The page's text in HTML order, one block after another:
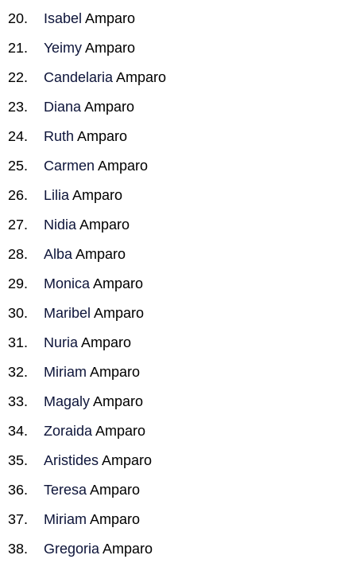
Isabel Amparo
Yeimy Amparo
Candelaria Amparo
Diana Amparo
Ruth Amparo
Carmen Amparo
Lilia Amparo
Nidia Amparo
Alba Amparo
Monica Amparo
Maribel Amparo
Nuria Amparo
Miriam Amparo
Magaly Amparo
Zoraida Amparo
Aristides Amparo
Teresa Amparo
Miriam Amparo
Gregoria Amparo